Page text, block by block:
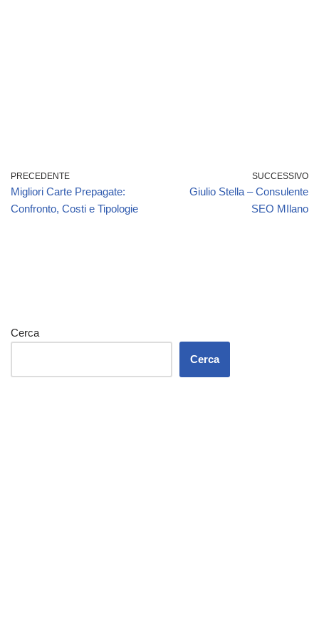
PRECEDENTE
Migliori Carte Prepagate:
Confronto, Costi e Tipologie
SUCCESSIVO
Giulio Stella – Consulente
SEO MIlano
Cerca
Cerca